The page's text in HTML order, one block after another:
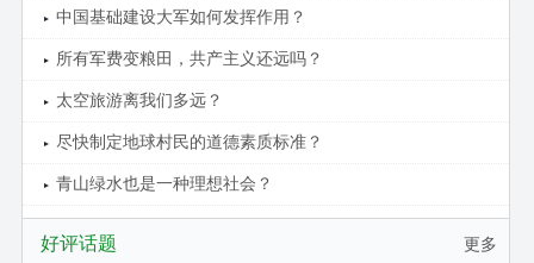
中国基础建设大军如何发挥作用？
所有军费变粮田，共产主义还远吗？
太空旅游离我们多远？
尽快制定地球村民的道德素质标准？
青山绿水也是一种理想社会？
更多
好评话题